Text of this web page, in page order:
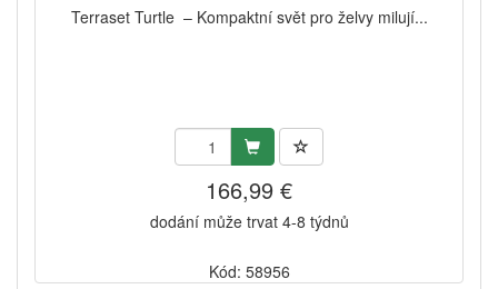
Terraset Turtle – Kompaktní svět pro želvy milují...
166,99 €
dodání může trvat 4-8 týdnů
Kód: 58956